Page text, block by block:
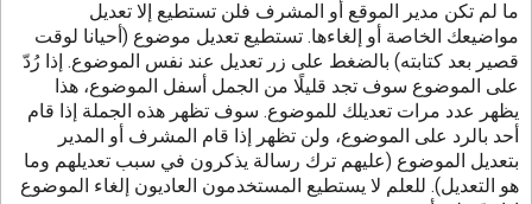
ما لم تكن مدير الموقع أو المشرف فلن تستطيع إلا تعديل
مواضيعك الخاصة أو إلغاءها. تستطيع تعديل موضوع (أحيانا لوقت
قصير بعد كتابته) بالضغط على زر تعديل عند نفس الموضوع. إذا رُدّ
على الموضوع سوف تجد قليلًا من الجمل أسفل الموضوع، هذا
يظهر عدد مرات تعديلك للموضوع. سوف تظهر هذه الجملة إذا قام
أحد بالرد على الموضوع، ولن تظهر إذا قام المشرف أو المدير
بتعديل الموضوع (عليهم ترك رسالة يذكرون في سبب تعديلهم وما
هو التعديل). للعلم لا يستطيع المستخدمون العاديون إلغاء الموضوع